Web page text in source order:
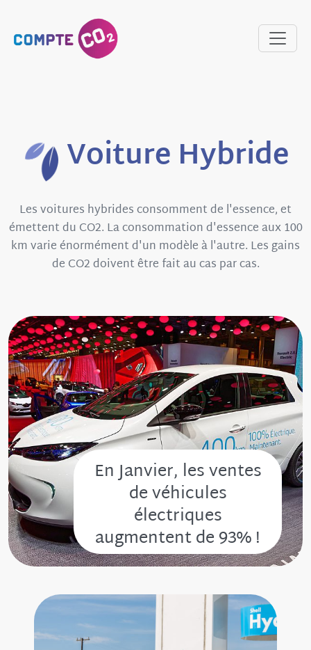
Voiture Hybride
Les voitures hybrides consomment de l'essence, et
émettent du CO2. La consommation d'essence aux 100
km varie énormément d'un modèle à l'autre. Les gains
de CO2 doivent être fait au cas par cas.
En Janvier, les ventes
de véhicules
électriques
augmentent de 93% !